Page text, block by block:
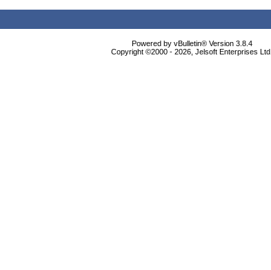
Powered by vBulletin® Version 3.8.4
Copyright ©2000 - 2026, Jelsoft Enterprises Ltd.